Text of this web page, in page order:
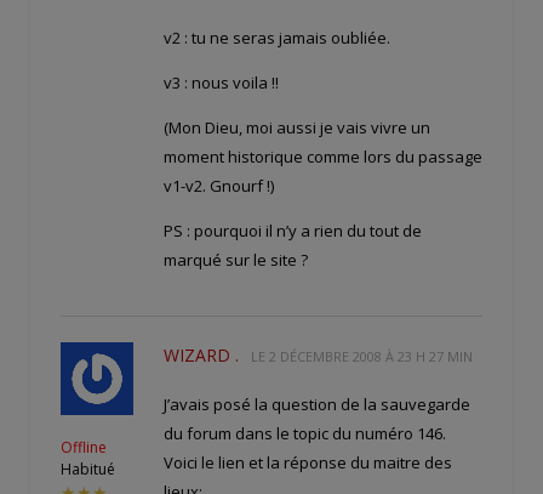
v2 : tu ne seras jamais oubliée.
v3 : nous voila !!
(Mon Dieu, moi aussi je vais vivre un
moment historique comme lors du passage
v1-v2. Gnourf !)
PS : pourquoi il n’y a rien du tout de
marqué sur le site ?
Offline
Habitué
WIZARD . LE 2 DÉCEMBRE 2008 À 23 H 27 MIN
J’avais posé la question de la sauvegarde
du forum dans le topic du numéro 146.
Voici le lien et la réponse du maitre des